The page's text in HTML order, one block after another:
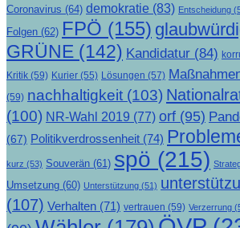
Coronavirus (64) demokratie (83) Entscheidung
Folgen (62) FPÖ (155)
GRÜNE (142) Kandidatur (84)
Kritik (59) Kurier (55) Lösungen (57)
(59) nachhaltigkeit (103)
(100) NR-Wahl 2019 (77) orf (95)
(67) Politikverdrossenheit (74)
kurz (53) Souverän (61) spö (215)
Umsetzung (60) Unterstützung (51)
(107) Verhalten (71) vertrauen (59) Verzerrung